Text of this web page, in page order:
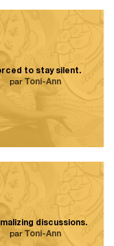
to stay silent.
par Toni-Ann
discussions.
par Toni-Ann